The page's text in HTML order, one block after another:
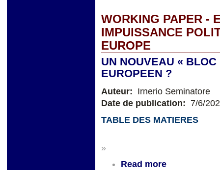
WORKING PAPER -
IMPUISSANCE
EUROPE
UN NOUVEAU «
EUROPEEN ?
Auteur: Irnerio Seminatore
Date de publication: 7/6/
TABLE DES MATIERES
»
Read more